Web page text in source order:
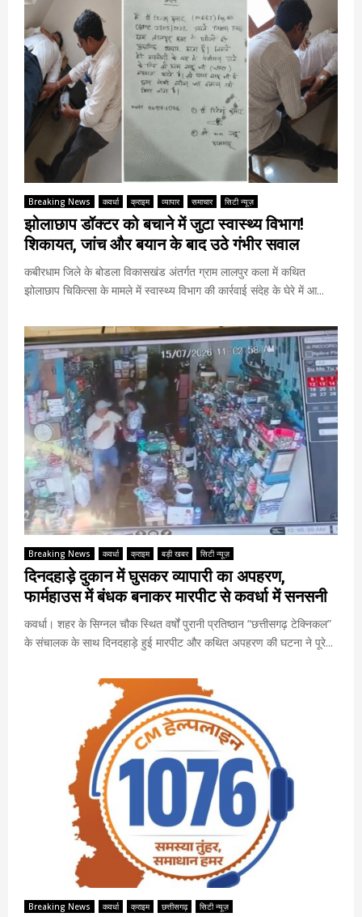
Breaking News कवर्धा क्राइम व्यापार समाचार सिटी न्यूज़
झोलाछाप डॉक्टर को बचाने में जुटा स्वास्थ्य विभाग!
शिकायत, जांच और बयान के बाद उठे गंभीर सवाल
कबीरधाम जिले के बोडला विकासखंड अंतर्गत ग्राम लालपुर कला में कथित
झोलाछाप चिकित्सा के मामले में स्वास्थ्य विभाग की कार्रवाई संदेह के घेरे में आ...
Breaking News कवर्धा क्राइम बड़ी खबर सिटी न्यूज़
दिनदहाड़े दुकान में घुसकर व्यापारी का अपहरण,
फार्महाउस में बंधक बनाकर मारपीट से कवर्धा में सनसनी
कवर्धा। शहर के सिग्नल चौक स्थित वर्षों पुरानी प्रतिष्ठान “छत्तीसगढ़ टेक्निकल”
के संचालक के साथ दिनदहाड़े हुई मारपीट और कथित अपहरण की घटना ने पूरे...
Breaking News कवर्धा क्राइम छत्तीसगढ़ सिटी न्यूज़